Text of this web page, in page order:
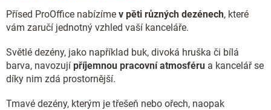
Přísed ProOffice nabízíme v pěti různých dezénech, které
vám zaručí jednotný vzhled vaší kanceláře.
Světlé dezény, jako například buk, divoká hruška či bílá
barva, navozují příjemnou pracovní atmosféru a kancelář se
díky nim zdá prostornější.
Tmavé dezény, kterým je třešeň nebo ořech, naopak